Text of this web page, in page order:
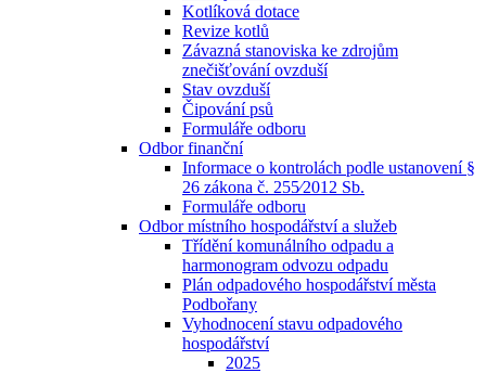
Kotlíková dotace
Revize kotlů
Závazná stanoviska ke zdrojům
znečišťování ovzduší
Stav ovzduší
Čipování psů
Formuláře odboru
Odbor finanční
Informace o kontrolách podle ustanovení §
26 zákona č. 255⁄2012 Sb.
Formuláře odboru
Odbor místního hospodářství a služeb
Třídění komunálního odpadu a
harmonogram odvozu odpadu
Plán odpadového hospodářství města
Podbořany
Vyhodnocení stavu odpadového
hospodářství
2025